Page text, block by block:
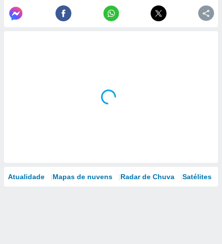
Atualidade Mapas de nuvens Radar de Chuva Satélites